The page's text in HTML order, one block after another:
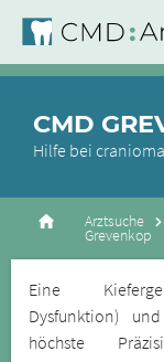
CMD
Hilfe bei
Arztsuche
Grevenkop
Eine
Dysfunktion)
höchste